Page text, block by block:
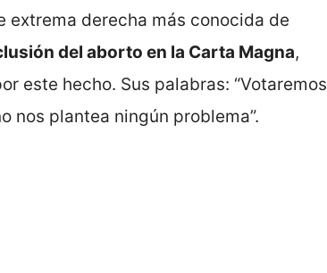
extrema derecha más conocida de
del aborto en la Carta Magna,
este hecho. Sus palabras: “Votaremos
nos plantea ningún problema”.